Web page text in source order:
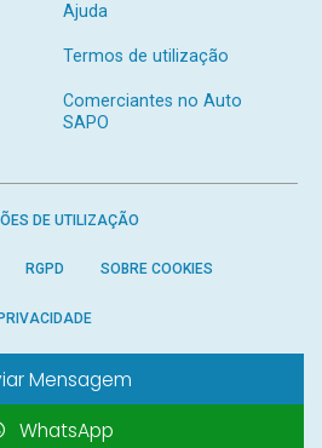
Mensagem
WhatsApp
Ajuda
Termos de utilização
Comerciantes no Auto
SAPO
DE UTILIZAÇÃO
RGPD SOBRE COOKIES
os direitos reservados.